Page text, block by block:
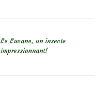
Le Lucane, un insecte
impressionnant!